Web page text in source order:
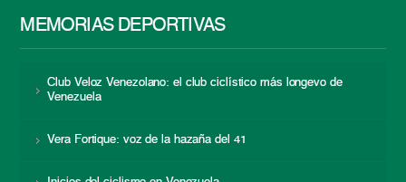
MEMORIAS DEPORTIVAS
Club Veloz Venezolano: el club ciclístico más longevo de
Venezuela
Vera Fortique: voz de la hazaña del 41